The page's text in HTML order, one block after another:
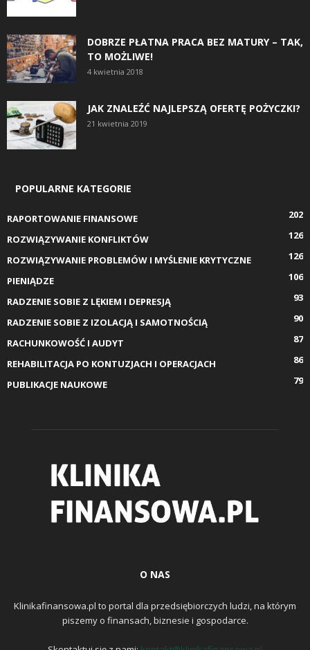
DOBRZE PŁATNA PRACA BEZ MATURY – TAK,
TO MOŻLIWE!
4 kwietnia 2018
JAK ZNALEŹĆ NAJLEPSZĄ OFERTĘ POŻYCZKI?
21 kwietnia 2019
POPULARNE KATEGORIE
RAPORTOWANIE FINANSOWE
202
ROZWIĄZYWANIE KONFLIKTÓW
126
ROZWIĄZYWANIE PROBLEMÓW I MYŚLENIE KRYTYCZNE
126
PIENIĄDZE
106
RADZENIE SOBIE Z LĘKIEM I DEPRESJĄ
93
RADZENIE SOBIE Z IZOLACJĄ I SAMOTNOŚCIĄ
90
RACHUNKOWOŚĆ I AUDYT
87
REHABILITACJA PO KONTUZJACH I OPERACJACH
86
PUBLIKACJE NAUKOWE
79
O NAS
Klinikafinansowa.pl to portal dla przedsiębiorczych ludzi, na którym
piszemy o finansach, biznesie i gospodarce.